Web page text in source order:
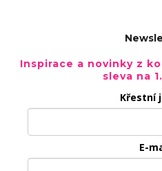
Inspirace a novinky z
sleva na
Křestní
E-